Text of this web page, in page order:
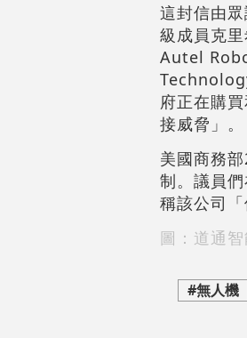
這封信由
級成員克
Autel
府正在購
接威脅」。
美國商務
制。議員
稱該公司「
圖： 道通
#無人機